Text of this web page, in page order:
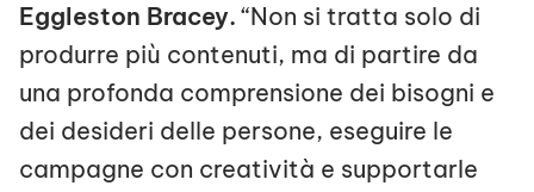
Eggleston Bracey. “Non si tratta solo di
produrre più contenuti, ma di partire da
una profonda comprensione dei bisogni e
dei desideri delle persone, eseguire le
campagne con creatività e supportarle